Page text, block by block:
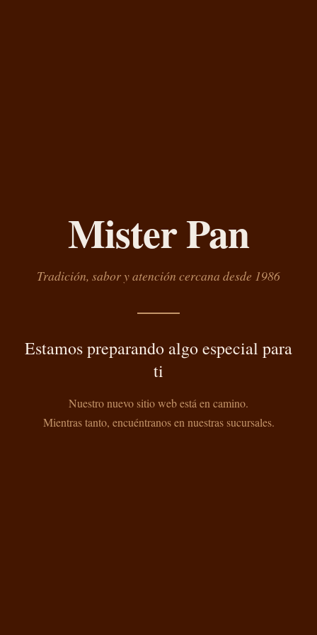
Mister Pan
Tradición, sabor y atención cercana desde 1986
Estamos preparando algo especial para
ti
Nuestro nuevo sitio web está en camino.
Mientras tanto, encuéntranos en nuestras sucursales.